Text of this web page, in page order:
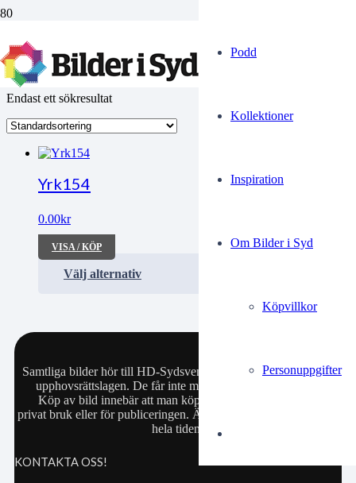
Podd
Kollektioner
Inspiration
Om Bilder i Syd
Köpvillkor
Personuppgifter
Skeppsgossar
Endast ett sökresultat
Yrk154
0.00kr
VISA / KÖP
Välj alternativ
Samtliga bilder hör till HD-Sydsvenskan och är skyddade enligt
upphovsrättslagen. De får inte manipuleras eller säljas vidare.
Köp av bild innebär att man köper rätten att använda bilden i
privat bruk eller för publiceringen. Äganderätten till bilden ligger
hela tiden kvar hos HD-Sydsvenskan.
KONTAKTA OSS!